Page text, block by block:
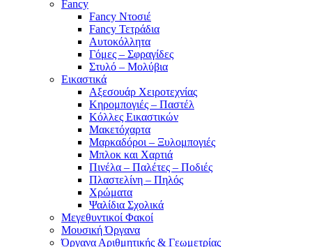
Fancy
Fancy Ντοσιέ
Fancy Τετράδια
Αυτοκόλλητα
Γόμες – Σφραγίδες
Στυλό – Μολύβια
Εικαστικά
Αξεσουάρ Χειροτεχνίας
Κηρομπογιές – Παστέλ
Κόλλες Εικαστικών
Μακετόχαρτα
Μαρκαδόροι – Ξυλομπογιές
Μπλοκ και Χαρτιά
Πινέλα – Παλέτες – Ποδιές
Πλαστελίνη – Πηλός
Χρώματα
Ψαλίδια Σχολικά
Μεγεθυντικοί Φακοί
Μουσική Όργανα
Όργανα Αριθμητικής & Γεωμετρίας